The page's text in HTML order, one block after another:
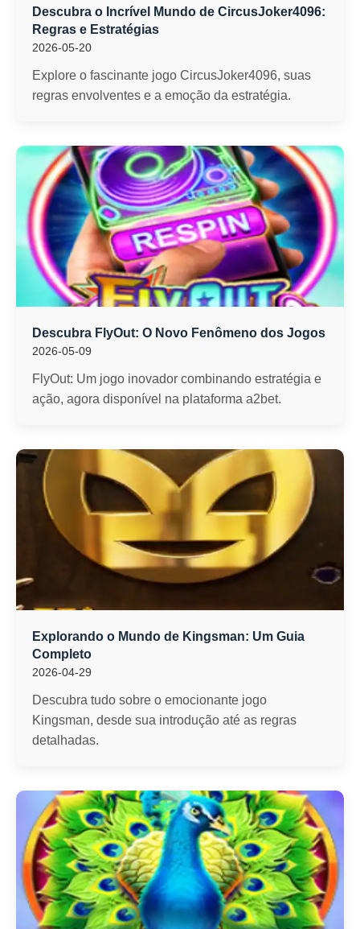
Descubra o Incrível Mundo de CircusJoker4096:
Regras e Estratégias
2026-05-20
Explore o fascinante jogo CircusJoker4096, suas
regras envolventes e a emoção da estratégia.
Descubra FlyOut: O Novo Fenômeno dos Jogos
2026-05-09
FlyOut: Um jogo inovador combinando estratégia e
ação, agora disponível na plataforma a2bet.
Explorando o Mundo de Kingsman: Um Guia
Completo
2026-04-29
Descubra tudo sobre o emocionante jogo
Kingsman, desde sua introdução até as regras
detalhadas.